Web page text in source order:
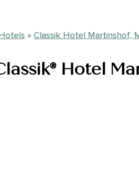
» Classik Hotel Martinshof,
Hotel